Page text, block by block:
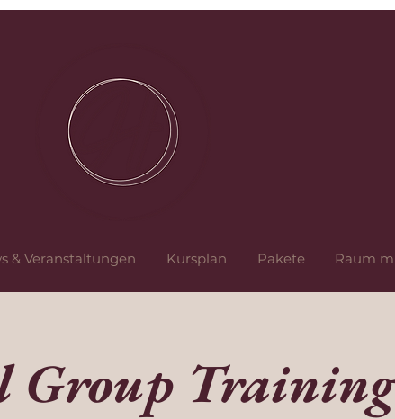
& Veranstaltungen Kursplan Pakete Raum
Group Training